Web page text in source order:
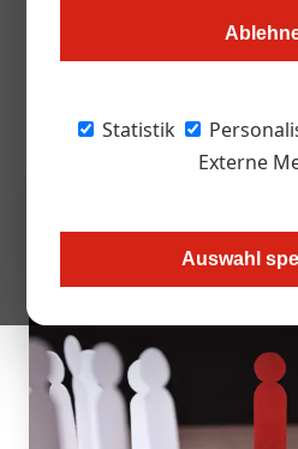
Statistik
Externe
Auswahl
Hunderte Hotels in Frankreich
wiegt schwer.